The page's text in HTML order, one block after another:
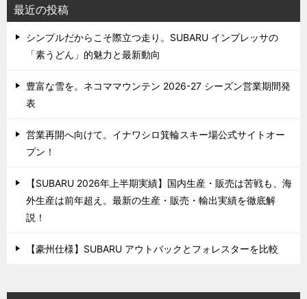
最近の投稿
シンプルだからこそ際立つ走り。SUBARU インプレッサの
「素うどん」的魅力と最新動向
豊富な雪を。ネコママウンテン 2026-27 シーズン営業期間発
表
営業再開へ向けて。イナワシロ箕輪スキー場公式サイトオー
プン！
【SUBARU 2026年上半期実績】国内生産・販売は苦戦も、海
外生産は前年超え。最新の生産・販売・輸出実績を徹底解
説！
【豪州仕様】SUBARU アウトバックとフォレスターを比較